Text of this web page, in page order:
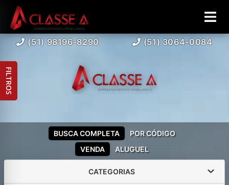
(51) 98196-8290 (51) 3064-0084
VENDA ALUGUEL
BUSCA COMPLETA POR CÓDIGO
CATEGORIAS
FILTROS